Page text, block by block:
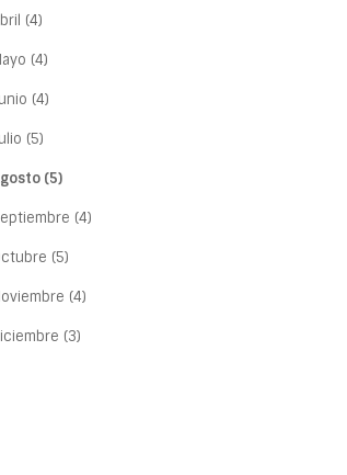
(4)
(4)
(4)
(5)
(5)
(4)
(5)
(4)
(3)